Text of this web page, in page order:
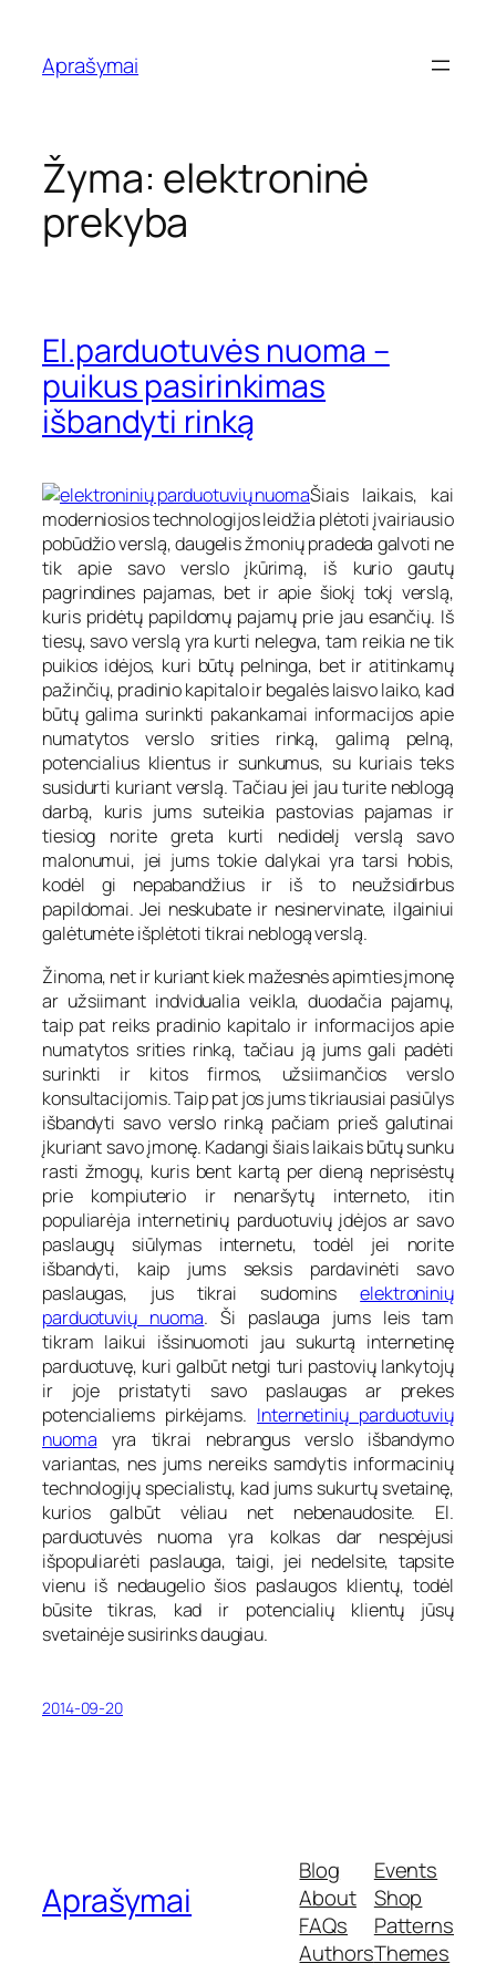
turinio
Aprašymai
Žyma: elektroninė
prekyba
El.parduotuvės nuoma –
puikus pasirinkimas
išbandyti rinką
Šiais laikais, kai
moderniosios technologijos leidžia plėtoti įvairiausio
pobūdžio verslą, daugelis žmonių pradeda galvoti ne
tik apie savo verslo įkūrimą, iš kurio gautų
pagrindines pajamas, bet ir apie šiokį tokį verslą,
kuris pridėtų papildomų pajamų prie jau esančių. Iš
tiesų, savo verslą yra kurti nelegva, tam reikia ne tik
puikios idėjos, kuri būtų pelninga, bet ir atitinkamų
pažinčių, pradinio kapitalo ir begalės laisvo laiko, kad
būtų galima surinkti pakankamai informacijos apie
numatytos verslo srities rinką, galimą pelną,
potencialius klientus ir sunkumus, su kuriais teks
susidurti kuriant verslą. Tačiau jei jau turite neblogą
darbą, kuris jums suteikia pastovias pajamas ir
tiesiog norite greta kurti nedidelį verslą savo
malonumui, jei jums tokie dalykai yra tarsi hobis,
kodėl gi nepabandžius ir iš to neužsidirbus
papildomai. Jei neskubate ir nesinervinate, ilgainiui
galėtumėte išplėtoti tikrai neblogą verslą.
Žinoma, net ir kuriant kiek mažesnės apimties įmonę
ar užsiimant indvidualia veikla, duodačia pajamų,
taip pat reiks pradinio kapitalo ir informacijos apie
numatytos srities rinką, tačiau ją jums gali padėti
surinkti ir kitos firmos, užsiimančios verslo
konsultacijomis. Taip pat jos jums tikriausiai pasiūlys
išbandyti savo verslo rinką pačiam prieš galutinai
įkuriant savo įmonę. Kadangi šiais laikais būtų sunku
rasti žmogų, kuris bent kartą per dieną neprisėstų
prie kompiuterio ir nenaršytų interneto, itin
populiarėja internetinių parduotuvių įdėjos ar savo
paslaugų siūlymas internetu, todėl jei norite
išbandyti, kaip jums seksis pardavinėti savo
paslaugas, jus tikrai sudominselektroninių
parduotuvių nuoma. Ši paslauga jums leis tam
tikram laikui išsinuomoti jau sukurtą internetinę
parduotuvę, kuri galbūt netgi turi pastovių lankytojų
ir joje pristatyti savo paslaugas ar prekes
potencialiems pirkėjams. Internetinių parduotuvių
nuoma yra tikrai nebrangus verslo išbandymo
variantas, nes jums nereiks samdytis informacinių
technologijų specialistų, kad jums sukurtų svetainę,
kurios galbūt vėliau net nebenaudosite. El.
parduotuvės nuoma yra kolkas dar nespėjusi
išpopuliarėti paslauga, taigi, jei nedelsite, tapsite
vienu iš nedaugelio šios paslaugos klientų, todėl
būsite tikras, kad ir potencialių klientų jūsų
svetainėje susirinks daugiau.
2014-09-20
Aprašymai
Blog
About
FAQs
Authors
Events
Shop
Patterns
Themes